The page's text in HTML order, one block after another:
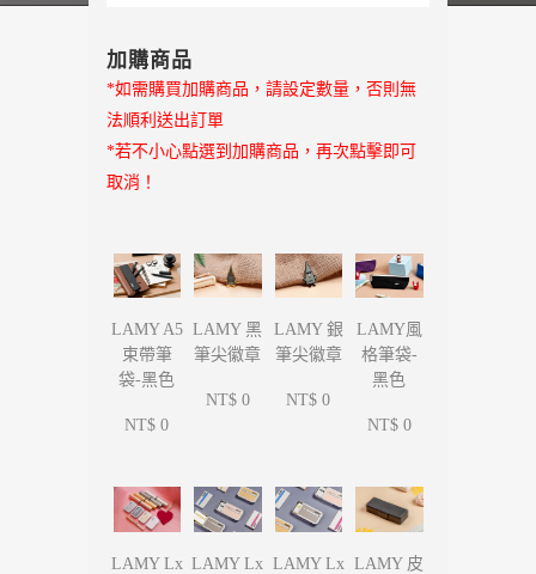
加購商品
*如需購買加購商品，請設定數量，否則無
法順利送出訂單
*若不小心點選到加購商品，再次點擊即可
取消！
LAMY A5
束帶筆
袋-黑色
NT$ 0
LAMY 黑
筆尖徽章
NT$ 0
LAMY 銀
筆尖徽章
NT$ 0
LAMY風
格筆袋-
黑色
NT$ 0
LAMY Lx LAMY Lx LAMY Lx
LAMY 皮